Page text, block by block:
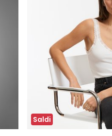
Saldi